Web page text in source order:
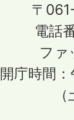
〒
電話
フ
開庁時間